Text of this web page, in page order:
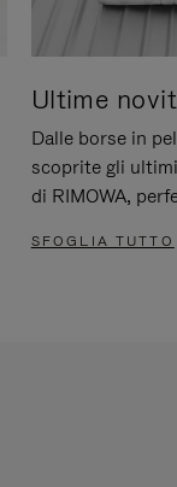
Ultime
Dalle borse in
scoprite gli
di RIMOWA,
SFOGLIA TUTTO